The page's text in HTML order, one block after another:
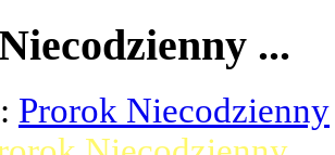
...
Prorok Niecodzienny